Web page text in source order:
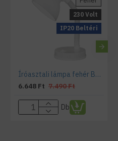
IP20 Beltéri
230 Volt
Íróasztali lámpa fehér Basic
6.648 Ft 7.490 Ft
Db